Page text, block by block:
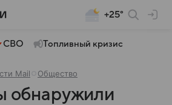
+25°
СВО Топливный кризис
Mail Общество
обнаружили